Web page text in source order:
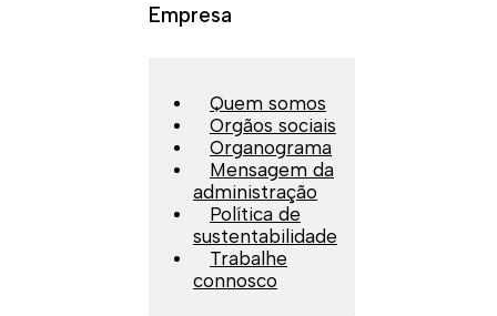
Empresa
Quem somos
Orgãos sociais
Organograma
Mensagem da
administração
Política de
sustentabilidade
Trabalhe
connosco